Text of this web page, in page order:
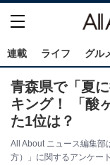
連載 ライフ グル
青森県で「夏
キング！ 「酸
た1位は？
All About ニュース編集部
方）」に関するアンケー